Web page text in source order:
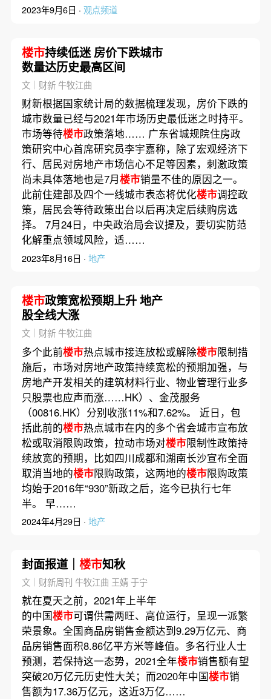
2023年9月6日 · 观点频道
楼市持续低迷 房价下跌城市
数量达历史最高区间
文｜财新 牛牧江曲
财新根据国家统计局的数据梳理发现，房价下跌的
城市数量已经与2021年市场历史最低迷之时持平。
市场等待楼市政策落地…… 广东省城规院住房政
策研究中心首席研究员李宇嘉称，除了宏观经济下
行、居民对房地产市场信心不足等因素，刺激政策
尚未具体落地也是7月楼市销量不佳的原因之一。
此前住建部及四个一线城市表态将优化楼市调控政
策，居民会等待政策出台以后再决定后续购房选
择。 7月24日，中央政治局会议提及，要切实防范
化解重点领域风险，适……
2023年8月16日 · 地产
楼市政策宽松预期上升 地产
股全线大涨
文｜财新 牛牧江曲
多个此前楼市热点城市接连放松或解除楼市限制措
施后，市场对房地产政策持续宽松的预期加强，与
房地产开发相关的建筑材料行业、物业管理行业多
只股票也应声而涨……HK）、金茂服务
（00816.HK）分别收涨11%和7.62%。 近日，包
括此前的楼市热点城市在内的多个省会城市宣布放
松或取消限购政策，拉动市场对楼市限制性政策持
续放宽的预期，比如四川成都和湖南长沙宣布全面
取消当地的楼市限购政策，这两地的楼市限购政策
均始于2016年“930”新政之后，迄今已执行七年
半。 早……
2024年4月29日 · 地产
封面报道｜ 楼市知秋
文｜财新周刊 牛牧江曲 王婧 于宁
就在夏天之前，2021年上半年
的中国楼市可谓供需两旺、高位运行，呈现一派繁
荣景象。全国商品房销售金额达到9.29万亿元、商
品房销售面积8.86亿平方米等峰值。多名行业人士
预测，若保持这一态势，2021全年楼市销售额有望
突破20万亿元历史性大关；而2020年中国楼市销
售额为17.36万亿元，这近3万亿……